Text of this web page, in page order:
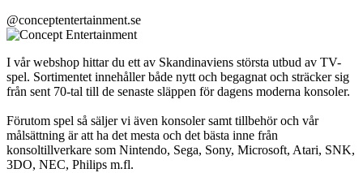
@conceptentertainment.se
I vår webshop hittar du ett av Skandinaviens största utbud av TV-
spel. Sortimentet innehåller både nytt och begagnat och sträcker sig
från sent 70-tal till de senaste släppen för dagens moderna konsoler.
Förutom spel så säljer vi även konsoler samt tillbehör och vår
målsättning är att ha det mesta och det bästa inne från
konsoltillverkare som Nintendo, Sega, Sony, Microsoft, Atari, SNK,
3DO, NEC, Philips m.fl.